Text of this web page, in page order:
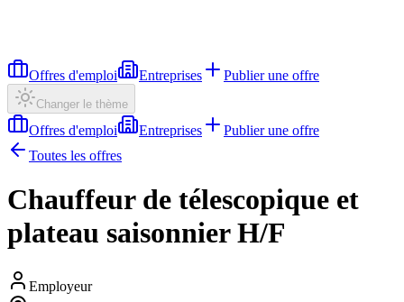
Offres d'emploi Entreprises Publier une offre
Changer le thème
Offres d'emploi Entreprises
Publier une offre
Toutes les offres
Chauffeur de télescopique et
plateau saisonnier H/F
Employeur